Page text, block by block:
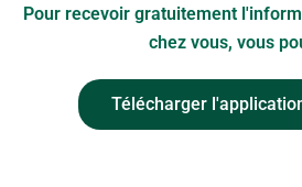
Pour recevoir gratuitement
chez vous, vous
Télécharger